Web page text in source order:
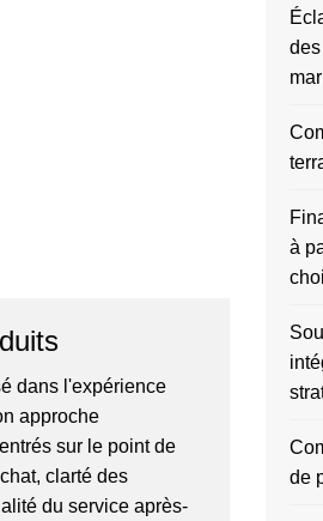
dans l'expérience
approche
sur le point de
clarté des
du service après-
à
de